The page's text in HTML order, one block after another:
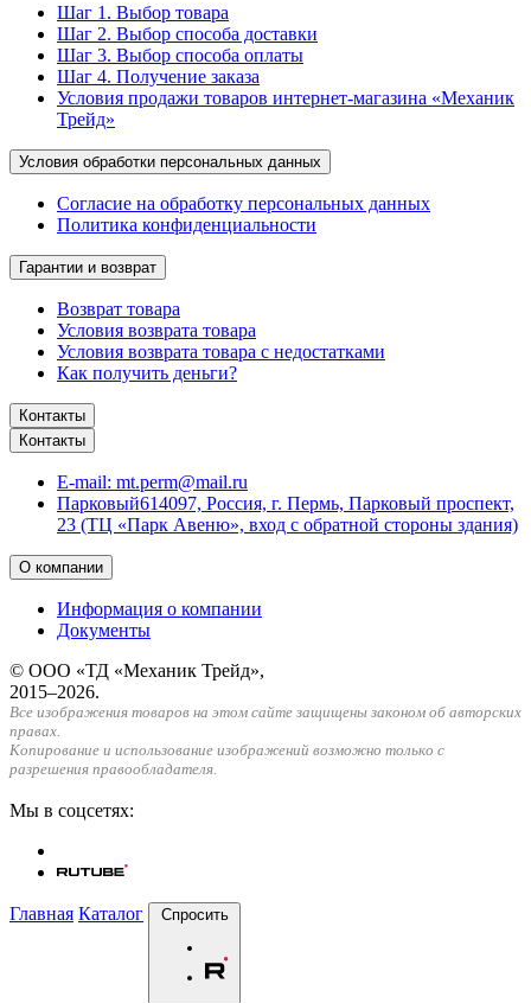
Шаг 1. Выбор товара
Шаг 2. Выбор способа доставки
Шаг 3. Выбор способа оплаты
Шаг 4. Получение заказа
Условия продажи товаров интернет-магазина «Механик
Трейд»
Условия обработки персональных данных
Согласие на обработку персональных данных
Политика конфиденциальности
Гарантии и возврат
Возврат товара
Условия возврата товара
Условия возврата товара с недостатками
Как получить деньги?
Контакты
Контакты
E-mail: mt.perm@mail.ru
Парковый614097, Россия, г. Пермь, Парковый проспект,
23 (ТЦ «Парк Авеню», вход с обратной стороны здания)
О компании
Информация о компании
Документы
© ООО «ТД «Механик Трейд»,
2015–2026.
Все изображения товаров на этом сайте защищены законом об авторских
правах.
Копирование и использование изображений возможно только с
разрешения правообладателя.
Мы в соцсетях:
Главная Каталог Спросить